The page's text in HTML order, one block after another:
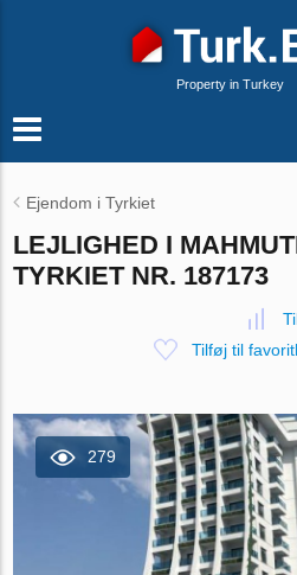
Property in Turkey
Ejendom i Tyrkiet
LEJLIGHED I
TYRKIET NR. 187173
Tilføj til
279